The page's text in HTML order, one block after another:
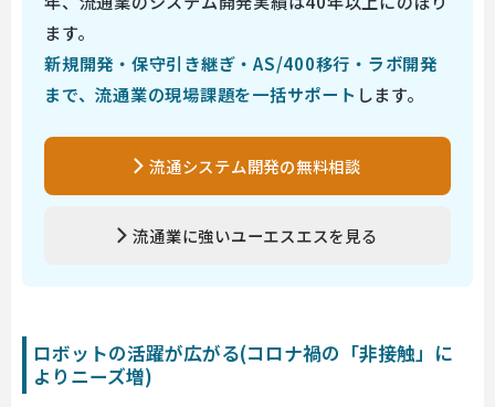
ます。
新規開発・保守引き継ぎ・AS/400移行・ラボ開発
まで、流通業の現場課題を一括サポート します。
流通システム開発の無料相談
流通業に強いユーエスエスを見る
ロボットの活躍が広がる(コロナ禍の「非接触」に
よりニーズ増)